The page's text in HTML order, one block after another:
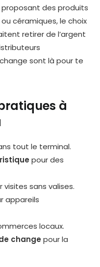
des produits
céramiques, le choix
retirer de l’argent
sont là pour te
à
tout le terminal.
pour des
visites sans valises.
appareils
locaux.
change pour la